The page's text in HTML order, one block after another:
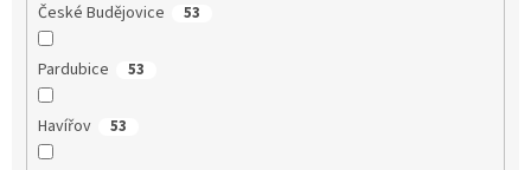
České Budějovice 53
Pardubice 53
Havířov 53